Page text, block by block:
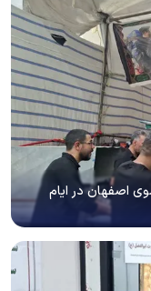
خدمت رضوی اصفهان در ایام